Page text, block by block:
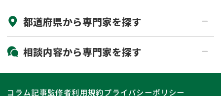
初回相談無料
土日祝の相談可能
都道府県から専門家を探す
北海道・東北
北海道 青森県
関東
相談内容から専門家を探す
コラム記事監修者利用規約プライバシーポリシー